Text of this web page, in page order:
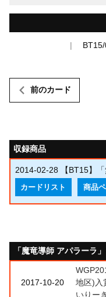
前のカード
収録商品
2014-02-28 【BT15】
カードリスト 商品
「魔竜導師 アパラーラ
2017-10-20
地区)入
いりー